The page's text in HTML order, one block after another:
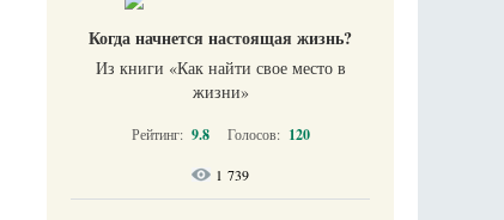
Когда начнется настоящая жизнь?
Из книги «Как найти свое место в
жизни​»
Рейтинг: 9.8 Голосов: 120
1 739